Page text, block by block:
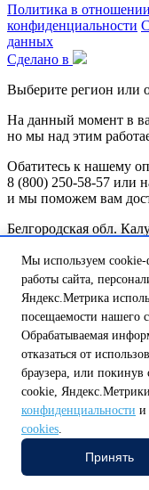
Политика в
конфиденциальности
данных
Сделано в
Выберите регион или
На данный момент в
но мы над этим
Обатитесь к нашему
8 (800) 250-58-57 или
и мы поможем вам
Белгородская обл.
обл.
Амурская обл.
Белгородская обл.
Владимирская обл.
Воронежская обл.
Еврейская автономная
Ивановская обл.
Казань
Мы используем cookie-
работы сайта,
Яндекс.Метрика
посещаемости нашего
Обрабатываемая
отказаться от
браузера, или покинув
cookie,
конфиденциальности и
cookies.
Принять